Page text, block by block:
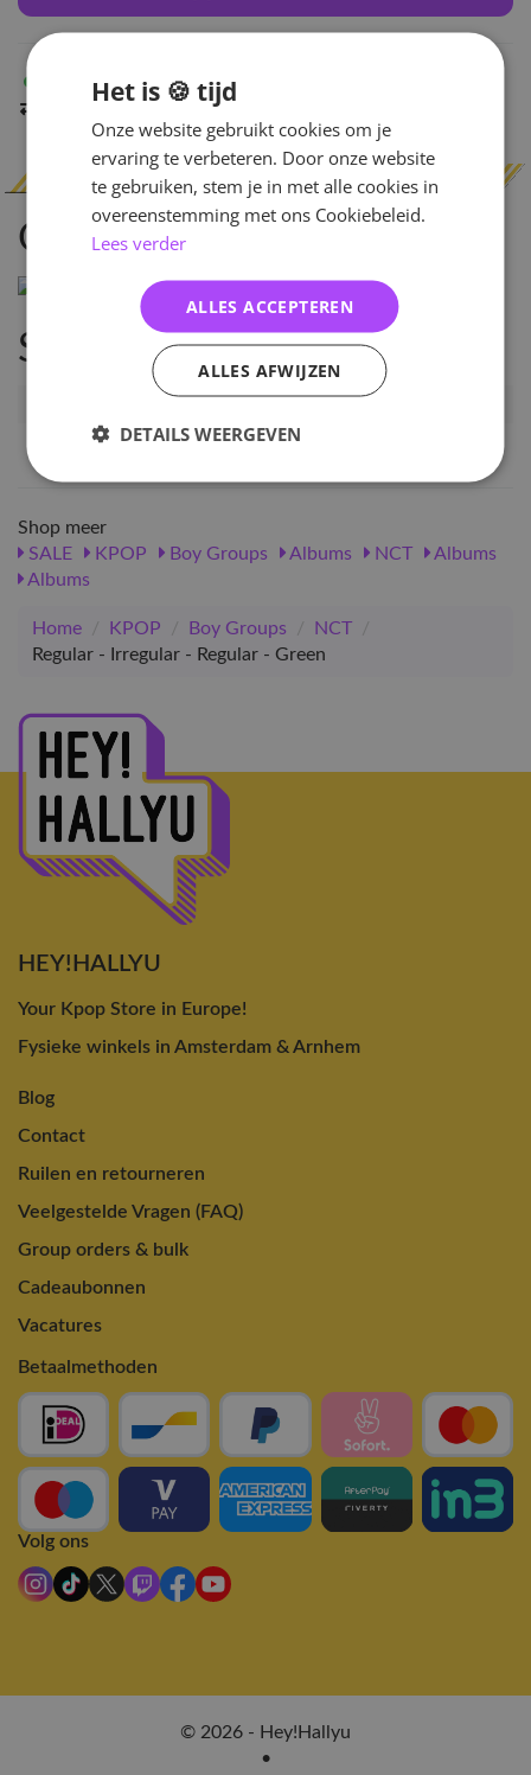
Op voorraadin Arnhem
binnen 2 werkdagen
Omschrijving
Specificaties
EAN nummer
8809440338405
Shop meer
SALE
KPOP Boy Groups Albums NCT
Albums
Albums
Home / KPOP / Boy Groups / NCT
/
Regular - Irregular - Regular - Green
HEY!HALLYU
Your Kpop Store in Europe!
Fysieke winkels in Amsterdam & Arnhem
Blog
Contact
Ruilen en retourneren
Veelgestelde Vragen (FAQ)
Group orders & bulk
Cadeaubonnen
Vacatures
Betaalmethoden
Volg ons
© 2026 - Hey!Hallyu
•
Het is 🍪 tijd
Onze website gebruikt cookies om je
ervaring te verbeteren. Door onze website
te gebruiken, stem je in met alle cookies in
overeenstemming met ons Cookiebeleid.
Lees verder
ALLES ACCEPTEREN
ALLES AFWIJZEN
DETAILS WEERGEVEN